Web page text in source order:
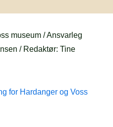
museum / Ansvarleg
/ Redaktør: Tine
for Hardanger og Voss